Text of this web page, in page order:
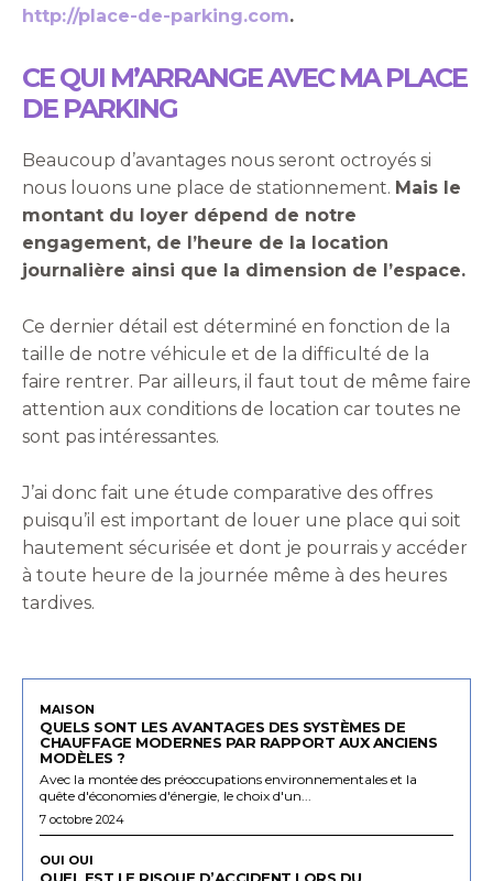
http://place-de-parking.com.
CE QUI M’ARRANGE AVEC MA PLACE
DE PARKING
Beaucoup d’avantages nous seront octroyés si
nous louons une place de stationnement. Mais le
montant du loyer dépend de notre
engagement, de l’heure de la location
journalière ainsi que la dimension de l’espace.
Ce dernier détail est déterminé en fonction de la
taille de notre véhicule et de la difficulté de la
faire rentrer. Par ailleurs, il faut tout de même faire
attention aux conditions de location car toutes ne
sont pas intéressantes.
J’ai donc fait une étude comparative des offres
puisqu’il est important de louer une place qui soit
hautement sécurisée et dont je pourrais y accéder
à toute heure de la journée même à des heures
tardives.
MAISON
QUELS SONT LES AVANTAGES DES SYSTÈMES DE
CHAUFFAGE MODERNES PAR RAPPORT AUX ANCIENS
MODÈLES ?
Avec la montée des préoccupations environnementales et la
quête d'économies d'énergie, le choix d'un...
7 octobre 2024
OUI OUI
QUEL EST LE RISQUE D’ACCIDENT LORS DU